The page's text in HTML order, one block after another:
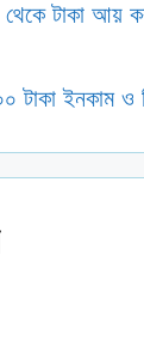
থেকে টাকা আয়
টাকা ইনকাম ও